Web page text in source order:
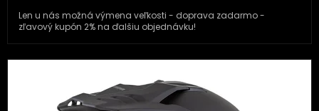
Len u nás možná výmena veľkosti - doprava zadarmo -
zľavový kupón 2% na ďalšiu objednávku!